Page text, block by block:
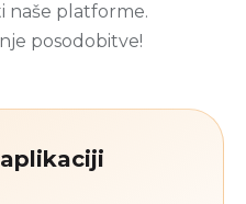
naše platforme.
posodobitve!